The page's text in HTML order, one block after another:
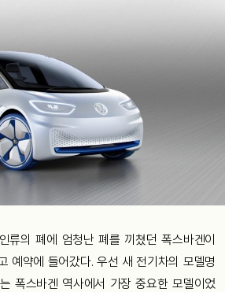
류의 폐에 엄청난 폐를 끼쳤던 폭스바겐이
예약에 들어갔다. 우선 새 전기차의 모델명
폭스바겐 역사에서 가장 중요한 모델이었